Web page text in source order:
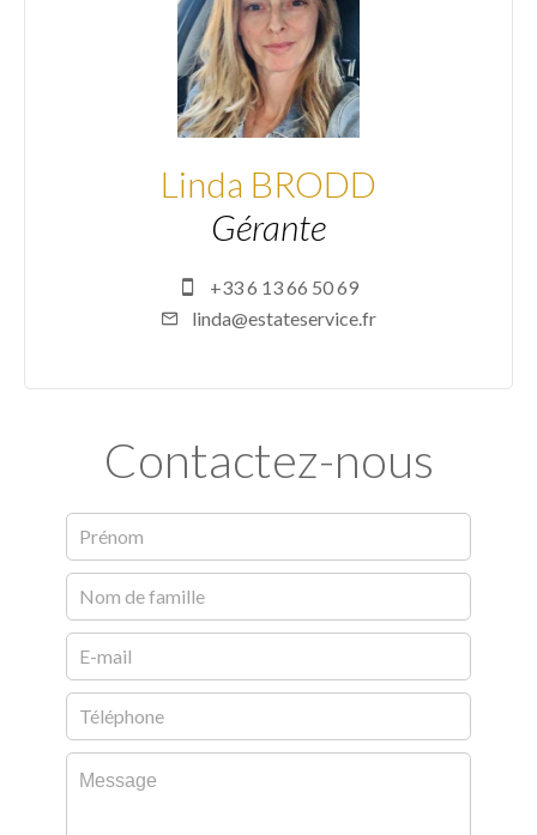
Linda BRODD
Gérante
+33 6 13 66 50 69
linda@estateservice.fr
Contactez-nous